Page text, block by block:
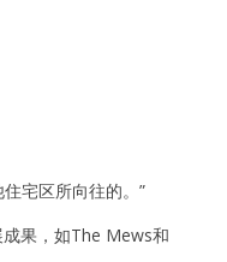
宅区所向往的。”
果，如The Mews和